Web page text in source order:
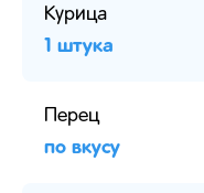
Курица
1 штука
Перец
по вкусу